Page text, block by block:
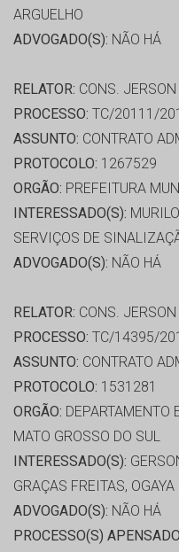
ARGUELHO
ADVOGADO(S): NÃO HÁ
RELATOR: CONS.
PROCESSO: TC/20111/
ASSUNTO: CONTRATO
PROTOCOLO: 1267529
ORGÃO: PREFEITURA
INTERESSADO(S):
SERVIÇOS DE
ADVOGADO(S): NÃO HÁ
RELATOR: CONS.
PROCESSO: TC/14395/
ASSUNTO: CONTRATO
PROTOCOLO: 1531281
ORGÃO: DEPARTAMENTO
MATO GROSSO DO SUL
INTERESSADO(S):
GRAÇAS FREITAS,
ADVOGADO(S): NÃO HÁ
PROCESSO(S)